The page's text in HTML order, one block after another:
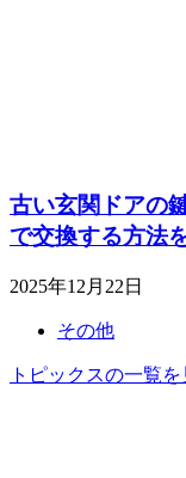
古い玄関ドアの
で交換する方法
2025年12月22日
その他
トピックスの一覧を